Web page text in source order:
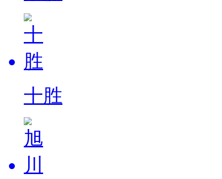
十胜